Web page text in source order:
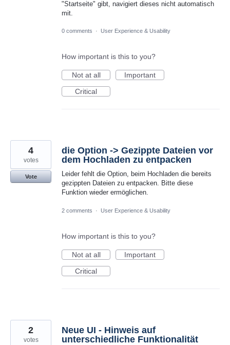
"Startseite" gibt, navigiert dieses nicht automatisch
mit.
0 comments · User Experience & Usability
How important is this to you?
Not at all
Important
Critical
die Option -> Gezippte Dateien vor
dem Hochladen zu entpacken
Leider fehlt die Option, beim Hochladen die bereits
gezippten Dateien zu entpacken. Bitte diese
Funktion wieder ermöglichen.
4
votes
Vote
2 comments · User Experience & Usability
How important is this to you?
Not at all
Important
Critical
Neue UI - Hinweis auf
unterschiedliche Funktionalität
2
votes